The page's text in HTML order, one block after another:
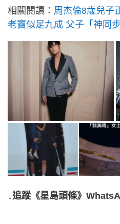
相關閱讀： 周杰倫8歲兒子
老竇似足九成 父子「神同
↓追蹤《星島頭條》